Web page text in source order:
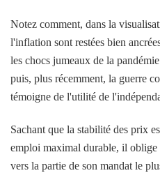
Notez comment, dans la
l'inflation sont restées bien
les chocs jumeaux de la
puis, plus récemment, la guerre
témoigne de l'utilité de
Sachant que la stabilité des prix
emploi maximal durable, il oblige
vers la partie de son mandat le